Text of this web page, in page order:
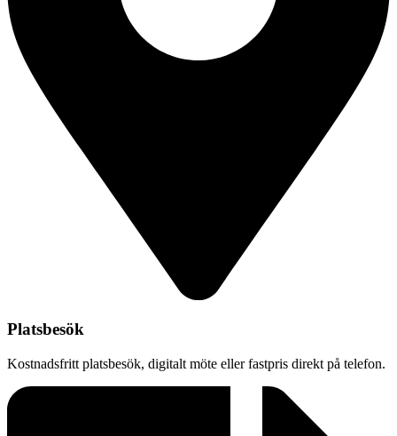
Platsbesök
Kostnadsfritt platsbesök, digitalt möte eller fastpris direkt på telefon.